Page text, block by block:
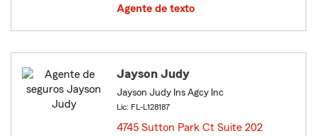
Agente de texto
Jayson Judy
Jayson Judy Ins Agcy Inc
Lic: FL-L128187
4745 Sutton Park Ct Suite 202